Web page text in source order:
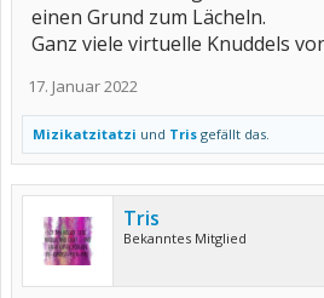
einen Grund zum Lächeln.
Ganz viele virtuelle Knuddels
17. Januar 2022
Mizikatzitatzi und Tris gefällt das.
Tris
Bekanntes Mitglied